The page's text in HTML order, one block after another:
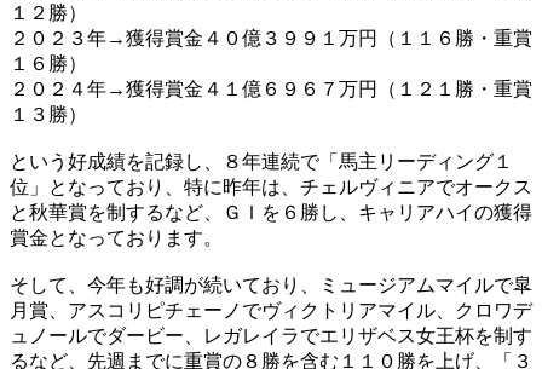
１２勝）
２０２３年→獲得賞金４０億３９９１万円（１１６勝・重賞
１６勝）
２０２４年→獲得賞金４１億６９６７万円（１２１勝・重賞
１３勝）
という好成績を記録し、８年連続で「馬主リーディング１
位」となっており、特に昨年は、チェルヴィニアでオークス
と秋華賞を制するなど、ＧＩを６勝し、キャリアハイの獲得
賞金となっております。
そして、今年も好調が続いており、ミュージアムマイルで皐
月賞、アスコリピチェーノでヴィクトリアマイル、クロワデ
ュノールでダービー、レガレイラでエリザベス女王杯を制す
るなど、先週までに重賞の８勝を含む１１０勝を上げ、「３